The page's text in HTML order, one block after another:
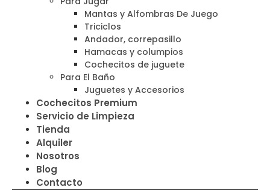
Mantas y Alfombras De Juego
Triciclos
Andador, correpasillo
Hamacas y columpios
Cochecitos de juguete
Para El Baño
Juguetes y Accesorios
Cochecitos Premium
Servicio de Limpieza
Tienda
Alquiler
Nosotros
Blog
Contacto